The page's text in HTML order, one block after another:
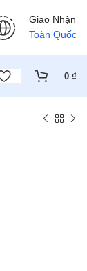
Giao Nhận
Toàn Quốc
0 ₫